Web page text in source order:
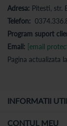
Adresa: Pitesti, str.
Telefon:
Program suport
Email: [email
Pagina actualizata
INFORMATII
CONTUL MEU